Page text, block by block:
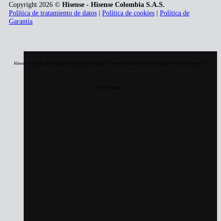
Copyright 2026 © Hisense - Hisense Colombia S.A.S.
Política de tratamiento de datos | Política de cookies | Política de
Garantía
Hisense Colombia , tecnología e innovación para tu hogar. Encuentra lo mejor en televisión, audio y electrodomésticos.